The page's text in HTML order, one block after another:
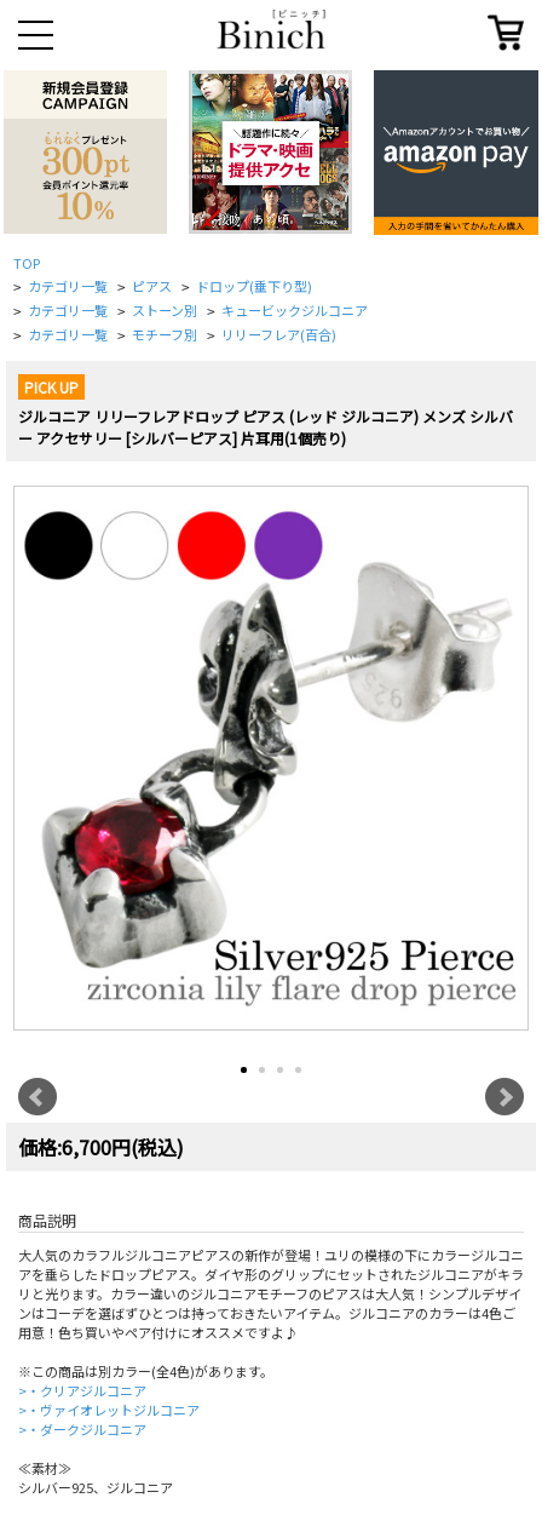
TOP
> カテゴリ一覧 > ピアス > ドロップ(垂下り型)
> カテゴリ一覧 > ストーン別 > キュービックジルコニア
> カテゴリ一覧 > モチーフ別 > リリーフレア(百合)
PICK UP
ジルコニア リリーフレアドロップ ピアス (レッド ジルコニア) メンズ シルバ
ー アクセサリー [シルバーピアス] 片耳用(1個売り)
価格:6,700円(税込)
商品説明
大人気のカラフルジルコニアピアスの新作が登場！ユリの模様の下にカラージルコニ
アを垂らしたドロップピアス。ダイヤ形のグリップにセットされたジルコニアがキラ
リと光ります。カラー違いのジルコニアモチーフのピアスは大人気！シンプルデザイ
ンはコーデを選ばずひとつは持っておきたいアイテム。ジルコニアのカラーは4色ご
用意！色ち買いやペア付けにオススメですよ♪
※この商品は別カラー(全4色)があります。
>・クリアジルコニア
>・ヴァイオレットジルコニア
>・ダークジルコニア
≪素材≫
シルバー925、ジルコニア